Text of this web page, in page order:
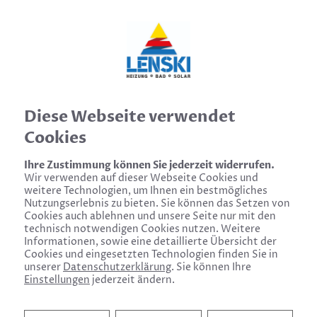
Guter Rat rund um Heizung & Bad!
Diese Webseite verwendet
Cookies
Ihre Zustimmung können Sie jederzeit widerrufen.
Wir verwenden auf dieser Webseite Cookies und
weitere Technologien, um Ihnen ein bestmögliches
Nutzungserlebnis zu bieten. Sie können das Setzen von
Cookies auch ablehnen und unsere Seite nur mit den
technisch notwendigen Cookies nutzen. Weitere
Informationen, sowie eine detaillierte Übersicht der
Cookies und eingesetzten Technologien finden Sie in
unserer Datenschutzerklärung. Sie können Ihre
Einstellungen jederzeit ändern.